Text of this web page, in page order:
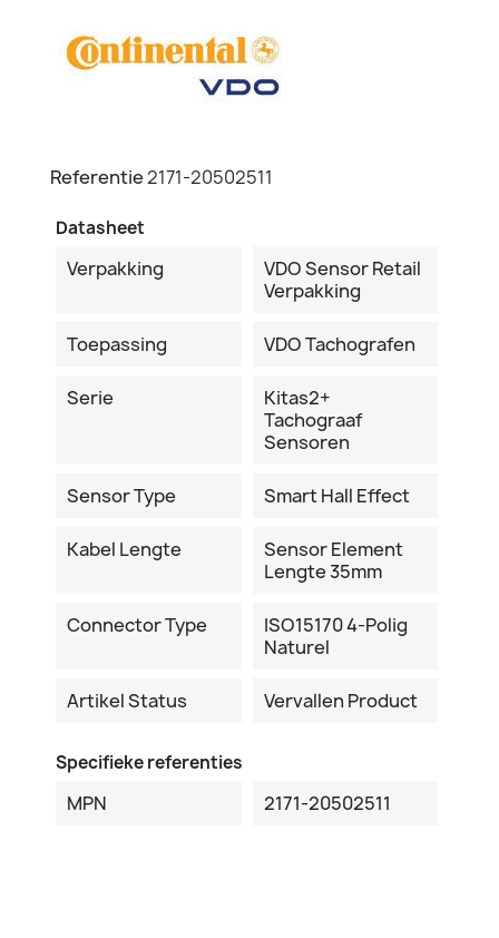
Referentie2171-20502511
Datasheet
Verpakking
VDO Sensor Retail
Verpakking
Toepassing VDO Tachografen
Serie
Kitas2+
Tachograaf
Sensoren
Sensor Type Smart Hall Effect
Kabel Lengte
Sensor Element
Lengte 35mm
Connector Type
ISO15170 4-Polig
Naturel
Artikel Status Vervallen Product
Specifieke referenties
MPN 2171-20502511